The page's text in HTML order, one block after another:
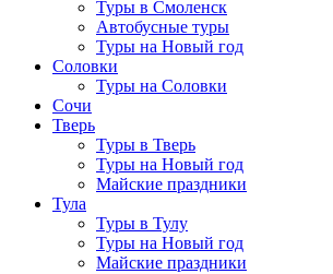
Туры в Смоленск
Автобусные туры
Туры на Новый год
Соловки
Туры на Соловки
Сочи
Тверь
Туры в Тверь
Туры на Новый год
Майские праздники
Тула
Туры в Тулу
Туры на Новый год
Майские праздники